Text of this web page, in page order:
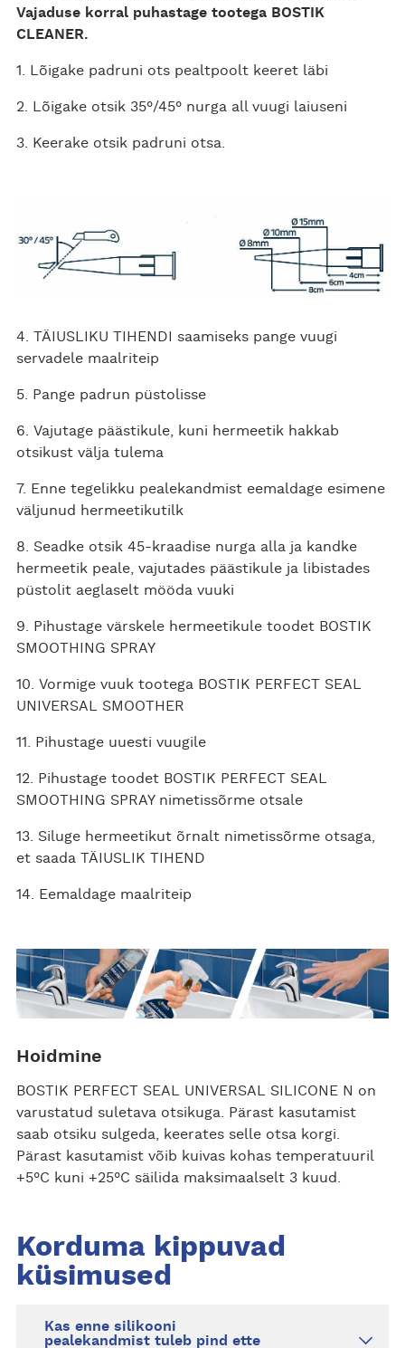
Vajaduse korral puhastage tootega BOSTIK
CLEANER.
1. Lõigake padruni ots pealtpoolt keeret läbi
2. Lõigake otsik 35°/45° nurga all vuugi laiuseni
3. Keerake otsik padruni otsa.
4. TÄIUSLIKU TIHENDI saamiseks pange vuugi
servadele maalriteip
5. Pange padrun püstolisse
6. Vajutage päästikule, kuni hermeetik hakkab
otsikust välja tulema
7. Enne tegelikku pealekandmist eemaldage esimene
väljunud hermeetikutilk
8. Seadke otsik 45-kraadise nurga alla ja kandke
hermeetik peale, vajutades päästikule ja libistades
püstolit aeglaselt mööda vuuki
9. Pihustage värskele hermeetikule toodet BOSTIK
SMOOTHING SPRAY
10. Vormige vuuk tootega BOSTIK PERFECT SEAL
UNIVERSAL SMOOTHER
11. Pihustage uuesti vuugile
12. Pihustage toodet BOSTIK PERFECT SEAL
SMOOTHING SPRAY nimetissõrme otsale
13. Siluge hermeetikut õrnalt nimetissõrme otsaga,
et saada TÄIUSLIK TIHEND
14. Eemaldage maalriteip
Hoidmine
BOSTIK PERFECT SEAL UNIVERSAL SILICONE N on
varustatud suletava otsikuga. Pärast kasutamist
saab otsiku sulgeda, keerates selle otsa korgi.
Pärast kasutamist võib kuivas kohas temperatuuril
+5°C kuni +25°C säilida maksimaalselt 3 kuud.
Korduma kippuvad
küsimused
Kas enne silikooni
pealekandmist tuleb pind ette